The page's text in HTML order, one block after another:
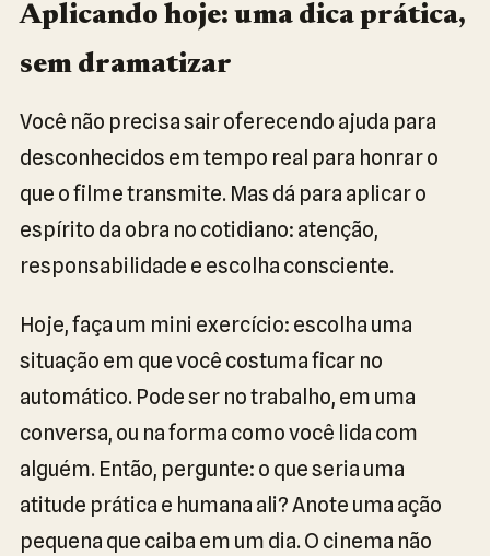
Aplicando hoje: uma dica prática,
sem dramatizar
Você não precisa sair oferecendo ajuda para
desconhecidos em tempo real para honrar o
que o filme transmite. Mas dá para aplicar o
espírito da obra no cotidiano: atenção,
responsabilidade e escolha consciente.
Hoje, faça um mini exercício: escolha uma
situação em que você costuma ficar no
automático. Pode ser no trabalho, em uma
conversa, ou na forma como você lida com
alguém. Então, pergunte: o que seria uma
atitude prática e humana ali? Anote uma ação
pequena que caiba em um dia. O cinema não